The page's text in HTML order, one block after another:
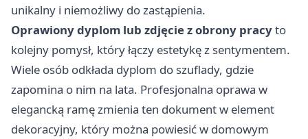
unikalny i niemożliwy do zastąpienia.
Oprawiony dyplom lub zdjęcie z obrony pracyto
kolejny pomysł, który łączy estetykę z sentymentem.
Wiele osób odkłada dyplom do szuflady, gdzie
zapomina o nim na lata. Profesjonalna oprawa w
elegancką ramę zmienia ten dokument w element
dekoracyjny, który można powiesić w domowym